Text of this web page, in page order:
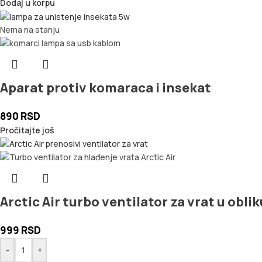
Dodaj u korpu
Nema na stanju
Aparat protiv komaraca i insekat
890 RSD
Pročitajte još
Arctic Air turbo ventilator za vrat u
999 RSD
-
+